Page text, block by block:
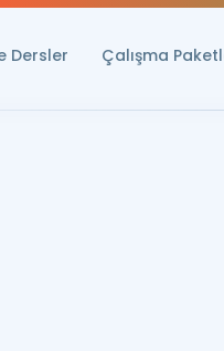
Dersler Çalışma